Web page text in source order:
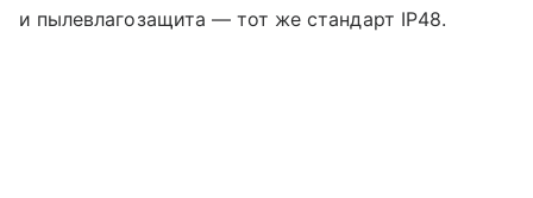
и пылевлагозащита — тот же стандарт IP48.